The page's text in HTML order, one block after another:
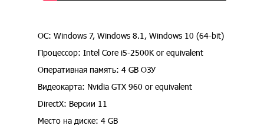
ОС: Windows 7, Windows 8.1, Windows 10 (64-bit)
Процессор: Intel Core i5-2500K or equivalent
Оперативная память: 4 GB ОЗУ
Видеокарта: Nvidia GTX 960 or equivalent
DirectX: Версии 11
Место на диске: 4 GB